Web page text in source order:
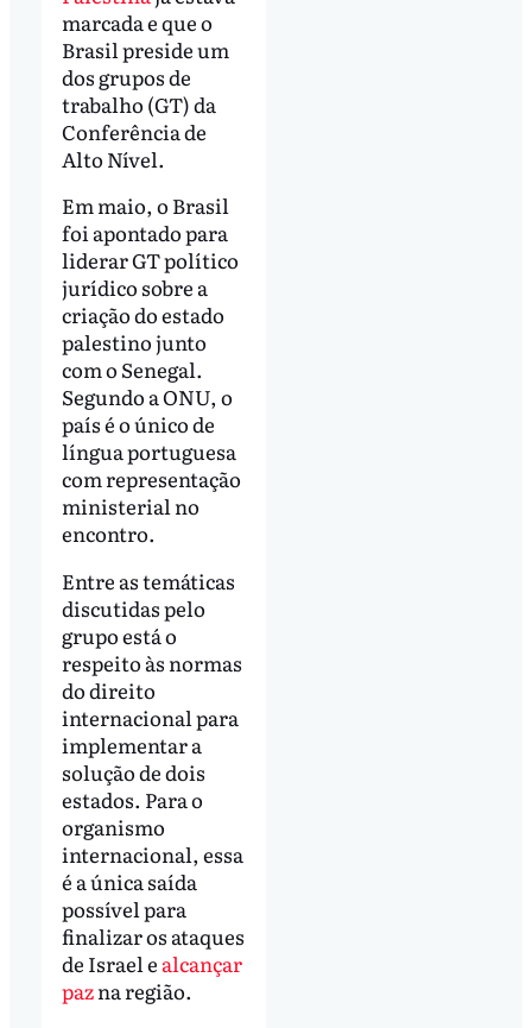
marcada e que o
Brasil preside um
dos grupos de
trabalho (GT) da
Conferência de
Alto Nível.
Em maio, o Brasil
foi apontado para
liderar GT político
jurídico sobre a
criação do estado
palestino junto
com o Senegal.
Segundo a ONU, o
país é o único de
língua portuguesa
com representação
ministerial no
encontro.
Entre as temáticas
discutidas pelo
grupo está o
respeito às normas
do direito
internacional para
implementar a
solução de dois
estados. Para o
organismo
internacional, essa
é a única saída
possível para
finalizar os ataques
de Israel e alcançar
pazna região.